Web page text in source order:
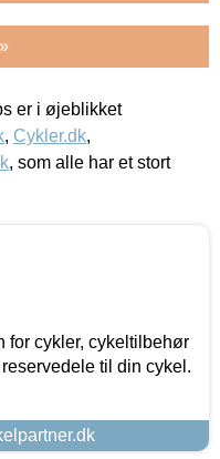
er i øjeblikket
, Cykler.dk,
, som alle har et stort
for cykler, cykeltilbehør
til din cykel.